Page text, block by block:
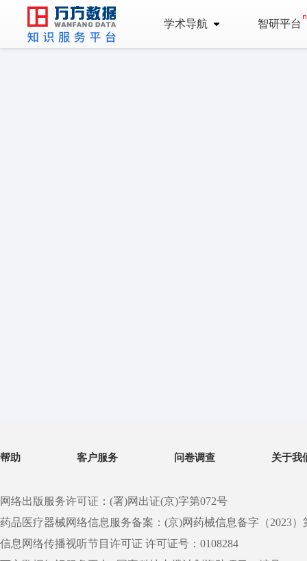
学术导航 智研平台
帮助 客户服务 问卷调查 关于我
网络出版服务许可证：(署)网出证(京)字第072号
药品医疗器械网络信息服务备案：(京)网药械信息备字（2023）
信息网络传播视听节目许可证 许可证号：0108284